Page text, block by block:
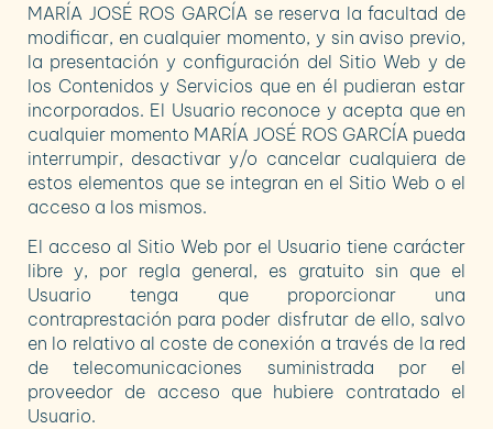
MARÍA JOSÉ ROS GARCÍA se reserva la facultad de
modificar, en cualquier momento, y sin aviso previo,
la presentación y configuración del Sitio Web y de
los Contenidos y Servicios que en él pudieran estar
incorporados. El Usuario reconoce y acepta que en
cualquier momento MARÍA JOSÉ ROS GARCÍA pueda
interrumpir, desactivar y/o cancelar cualquiera de
estos elementos que se integran en el Sitio Web o el
acceso a los mismos.
El acceso al Sitio Web por el Usuario tiene carácter
libre y, por regla general, es gratuito sin que el
Usuario tenga que proporcionar una
contraprestación para poder disfrutar de ello, salvo
en lo relativo al coste de conexión a través de la red
de telecomunicaciones suministrada por el
proveedor de acceso que hubiere contratado el
Usuario.